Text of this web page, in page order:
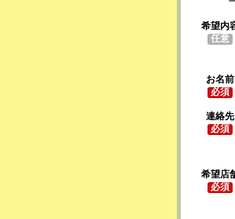
希望内
任意
お名前
必須
連絡先
必須
希望店
必須